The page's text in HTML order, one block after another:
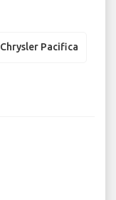
Chrysler Pacifica